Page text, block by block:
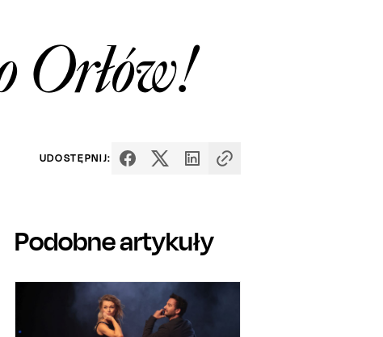
Orłów!
UDOSTĘPNIJ:
Podobne artykuły